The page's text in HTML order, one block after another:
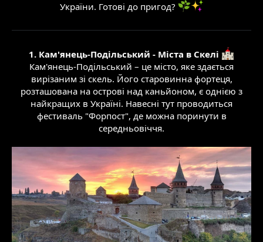
України. Готові до пригод?
1. Кам'янець-Подільський - Міста в Скелі
Кам'янець-Подільський – це місто, яке здається
вирізаним зі скель. Його старовинна фортеця,
розташована на острові над каньйоном, є однією з
найкращих в Україні. Навесні тут проводиться
фестиваль "Форпост", де можна поринути в
середньовіччя.